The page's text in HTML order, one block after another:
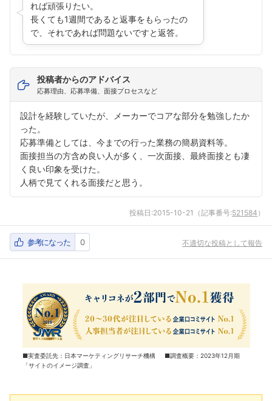
れば頑張りたい。
長くても1週間であると返事をもらったの
で、それであれば問題ないですと返答。
投稿者からのアドバイス
応募理由、応募準備、面接プロセスなど
設計を経験していたが、メーカーでコアな部分を勉強したか
った。
応募準備としては、今までの行った業務の簡易資料等。
面接担当の方含め良い人が多く、一次面接、最終面接とも凄
く良い印象を受けた。
人柄で見てくれる面接だと思う。
投稿日:2015-10-21 （記事番号:521584 ）
参考になった 0 不適切な投稿として報告
■実査委託先：日本マーケティングリサーチ機構 ■調査概要：2023年12月期
「サイトのイメージ調査」